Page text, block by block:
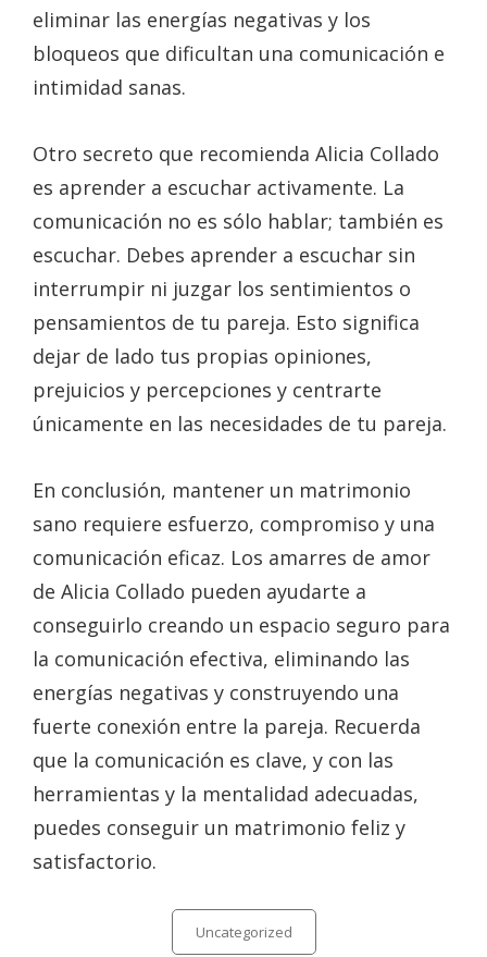
eliminar las energías negativas y los
bloqueos que dificultan una comunicación e
intimidad sanas.
Otro secreto que recomienda Alicia Collado
es aprender a escuchar activamente. La
comunicación no es sólo hablar; también es
escuchar. Debes aprender a escuchar sin
interrumpir ni juzgar los sentimientos o
pensamientos de tu pareja. Esto significa
dejar de lado tus propias opiniones,
prejuicios y percepciones y centrarte
únicamente en las necesidades de tu pareja.
En conclusión, mantener un matrimonio
sano requiere esfuerzo, compromiso y una
comunicación eficaz. Los amarres de amor
de Alicia Collado pueden ayudarte a
conseguirlo creando un espacio seguro para
la comunicación efectiva, eliminando las
energías negativas y construyendo una
fuerte conexión entre la pareja. Recuerda
que la comunicación es clave, y con las
herramientas y la mentalidad adecuadas,
puedes conseguir un matrimonio feliz y
satisfactorio.
Uncategorized